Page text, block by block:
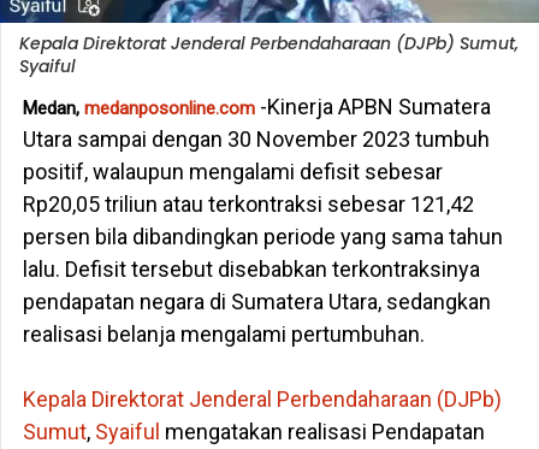
Kepala Direktorat Jenderal Perbendaharaan (DJPb) Sumut,
Syaiful
Medan, medanposonline.com-Kinerja APBN Sumatera
Utara sampai dengan 30 November 2023 tumbuh
positif, walaupun mengalami defisit sebesar
Rp20,05 triliun atau terkontraksi sebesar 121,42
persen bila dibandingkan periode yang sama tahun
lalu. Defisit tersebut disebabkan terkontraksinya
pendapatan negara di Sumatera Utara, sedangkan
realisasi belanja mengalami pertumbuhan.
Kepala Direktorat Jenderal Perbendaharaan (DJPb)
Sumut,Syaiful mengatakan realisasi Pendapatan